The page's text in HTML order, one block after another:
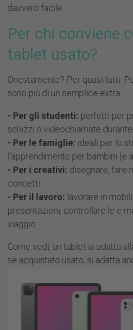
davvero facile.
Per chi conviene
tablet usato?
Onestamente? Per quasi tutti.
sono più di un semplice extra:
- Per gli studenti: perfetti per
schizzi o videochiamate
- Per le famiglie: ideali per lo
l'apprendimento per bambini (e
- Per i creativi: disegnare, fare
concetti
- Per il lavoro: lavorare in
presentazioni, controllare le e-
viaggio
Come vedi, un tablet si adatta
se acquistato usato, si adatta